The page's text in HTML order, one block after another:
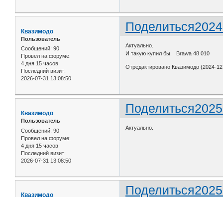
Поделиться
Квазимодо
Пользователь
Сообщений: 90
Провел на форуме:
4 дня 15 часов
Последний визит:
2026-07-31 13:08:50
Актуально.
И такую купил бы. Brawa 48 010
Отредактировано Квазимодо (2024-
Поделиться
Квазимодо
Пользователь
Сообщений: 90
Провел на форуме:
4 дня 15 часов
Последний визит:
2026-07-31 13:08:50
Актуально.
Поделиться
Квазимодо